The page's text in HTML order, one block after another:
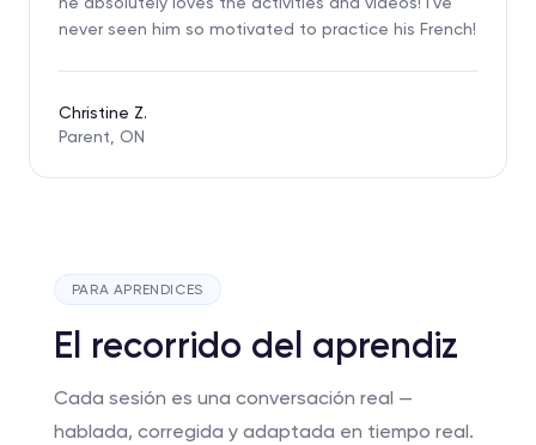
never seen him so motivated to practice his French!
Christine Z.
Parent, ON
PARA APRENDICES
El recorrido del aprendiz
Cada sesión es una conversación real —
hablada, corregida y adaptada en tiempo real.